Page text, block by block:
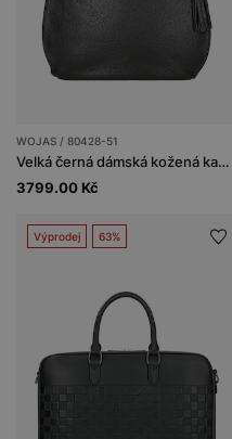
WOJAS / 80428-51
Velká černá dámská kožená kabelka
3799.00 Kč
Výprodej 63%